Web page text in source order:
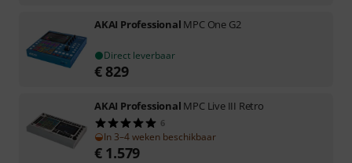
AKAI Professional MPC One G2
Direct leverbaar
€ 829
AKAI Professional MPC Live III Retro
6
In 3–4 weken beschikbaar
€ 1.579